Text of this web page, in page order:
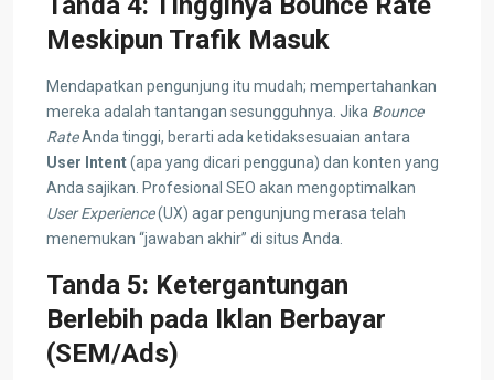
Meskipun Trafik Masuk
Mendapatkan pengunjung itu mudah; mempertahankan
mereka adalah tantangan sesungguhnya. Jika Bounce
RateAnda tinggi, berarti ada ketidaksesuaian antara
User Intent(apa yang dicari pengguna) dan konten yang
Anda sajikan. Profesional SEO akan mengoptimalkan
User Experience(UX) agar pengunjung merasa telah
menemukan “jawaban akhir” di situs Anda.
Tanda 5: Ketergantungan
Berlebih pada Iklan Berbayar
(SEM/Ads)